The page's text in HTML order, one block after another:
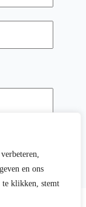
en ons
te klikken, stemt
BV -